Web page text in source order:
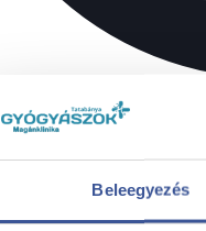
Beleegyezés